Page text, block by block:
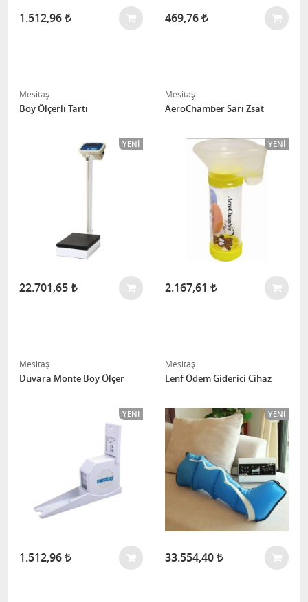
1.512,96 469,76
Mesitaş
Boy Ölçerli Tartı
YENI
22.701,65
Mesitaş
AeroChamber Sarı Zsat
YENI
2.167,61
Mesitaş
Duvara Monte Boy Ölçer
YENI
1.512,96
Mesitaş
Lenf Ödem Giderici Cihaz
YENI
33.554,40